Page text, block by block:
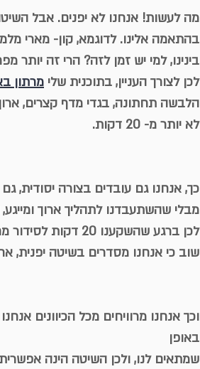
מה לעשות! אנחנו לא יפנים. אבל
בהתאמה אלינו. לדוגמא, קון- מארי
בינינו, למי יש זמן לזה? הרי זה
לכן לצורך העניין, בתוכנית שלי מרתון
הלבשה תחתונה, בגדי מדף קצרים,
לא יותר מ- 20 דקות.
כך, אנחנו גם עובדים בצורה יסודית,
מבלי שהשתעבדנו לתהליך ארוך
לכן ברגע
שוב כי אנחנו מסדרים בשיטה
וכך אנחנו מרוויחים מכל הכיוונים
באופן
שמתאים לנו, ולכן השיטה הינה